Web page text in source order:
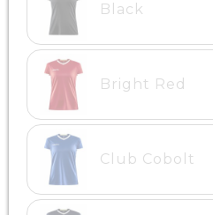
Black
Bright Red
Club Cobolt